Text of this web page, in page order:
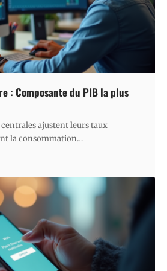
: Composante du PIB la plus
ajustent leurs taux
la consommation…